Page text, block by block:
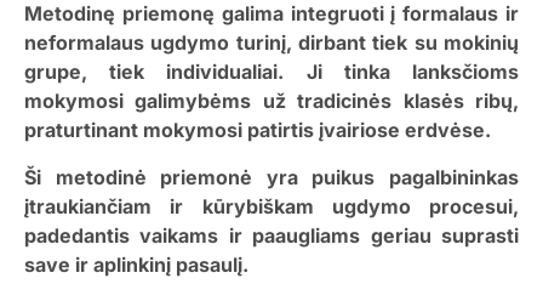
Metodinę priemonę galima integruoti į formalaus ir
neformalaus ugdymo turinį, dirbant tiek su mokinių
grupe, tiek individualiai. Ji tinka lanksčioms
mokymosi galimybėms už tradicinės klasės ribų,
praturtinant mokymosi patirtis įvairiose erdvėse.
Ši metodinė priemonė yra puikus pagalbininkas
įtraukiančiam ir kūrybiškam ugdymo procesui,
padedantis vaikams ir paaugliams geriau suprasti
save ir aplinkinį pasaulį.